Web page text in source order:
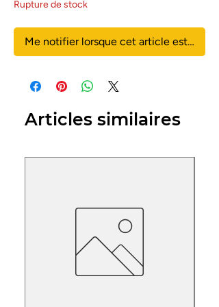
Rupture de stock
Me notifier lorsque cet article est
Articles similaires